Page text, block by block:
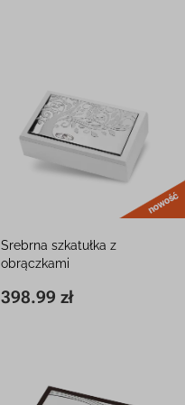
Srebrna szkatułka z
obrączkami
grawerem
398.99 zł
12 x 20,5 x 5,5 cm